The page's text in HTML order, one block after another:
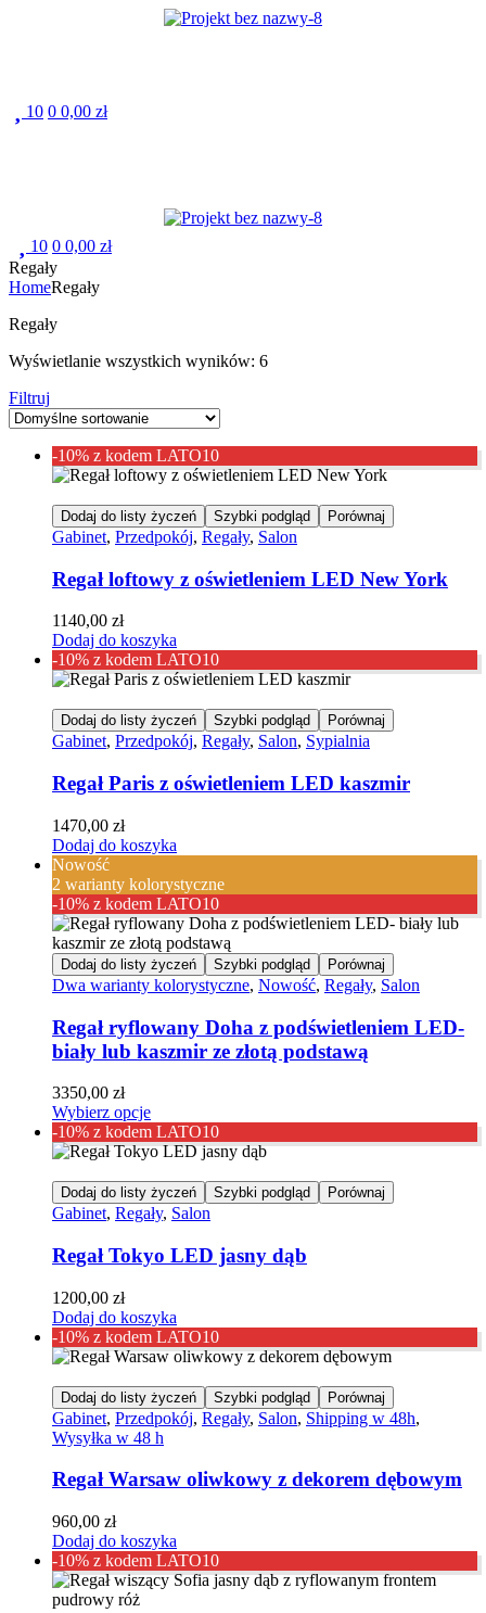
10 0 0,00 zł
10 0 0,00 zł
Regały
HomeRegały
Regały
Wyświetlanie wszystkich wyników: 6
Filtruj
-10% z kodem LATO10
Dodaj do listy życzeń Szybki podgląd Porównaj
Gabinet, Przedpokój, Regały, Salon
Regał loftowy z oświetleniem LED New York
1140,00 zł
Dodaj do koszyka
-10% z kodem LATO10
Dodaj do listy życzeń Szybki podgląd Porównaj
Gabinet, Przedpokój, Regały, Salon, Sypialnia
Regał Paris z oświetleniem LED kaszmir
1470,00 zł
Dodaj do koszyka
Nowość
2 warianty kolorystyczne
-10% z kodem LATO10
Dodaj do listy życzeń Szybki podgląd Porównaj
Dwa warianty kolorystyczne, Nowość, Regały, Salon
Regał ryflowany Doha z podświetleniem LED-
biały lub kaszmir ze złotą podstawą
3350,00 zł
Wybierz opcje
-10% z kodem LATO10
Dodaj do listy życzeń Szybki podgląd Porównaj
Gabinet, Regały, Salon
Regał Tokyo LED jasny dąb
1200,00 zł
Dodaj do koszyka
-10% z kodem LATO10
Dodaj do listy życzeń Szybki podgląd Porównaj
Gabinet, Przedpokój, Regały, Salon, Shipping w 48h,
Wysyłka w 48 h
Regał Warsaw oliwkowy z dekorem dębowym
960,00 zł
Dodaj do koszyka
-10% z kodem LATO10